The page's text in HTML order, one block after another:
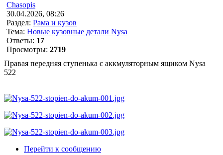
Chasopis
30.04.2026, 08:26
Раздел: Рама и кузов
Тема: Новые кузовные детали Nysa
Ответы: 17
Просмотры: 2719
Правая передняя ступенька с аккмуляторным ящиком Nysa
522
Перейти к сообщению